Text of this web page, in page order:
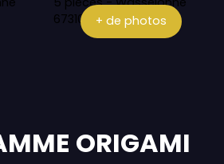
+ de photos
ORIGAMI